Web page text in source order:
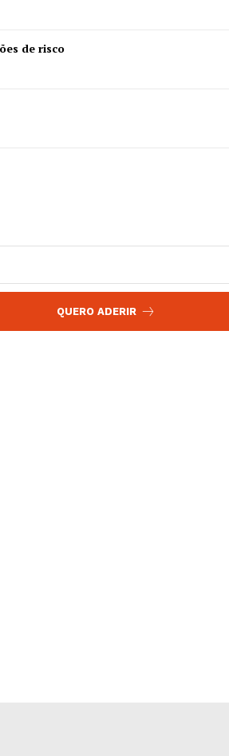
de risco
QUERO ADERIR